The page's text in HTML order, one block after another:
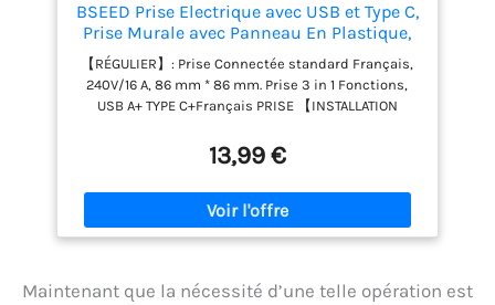
BSEED Prise Electrique avec USB et Type C,
Prise Murale avec Panneau En Plastique,
Alternatif Norme Française 16 Amp 240V
86mm Blanc
【RÉGULIER】: Prise Connectée standard Français,
240V/16 A, 86 mm * 86 mm. Prise 3 in 1 Fonctions,
USB A+ TYPE C+Français PRISE 【INSTALLATION
Neutre', '㊂' signifie 'fil de terre'. Dans la plupart des
cas, connectez trois fils pour installer la prise. Si
nécessaire, le panneau peut simplement être
réassemblé pour changer la pièce de l'apparei
【Qualité &Sécurité】:Fabriqué en ABS ignifuge et
famille; Offre une excellente résistance aux rayures
13,99 €
Maintenant que la nécessité d’une telle opération est